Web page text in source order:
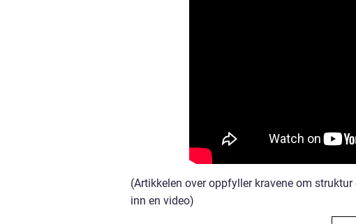
(Artikkelen over oppfyller kravene om
inn en video)